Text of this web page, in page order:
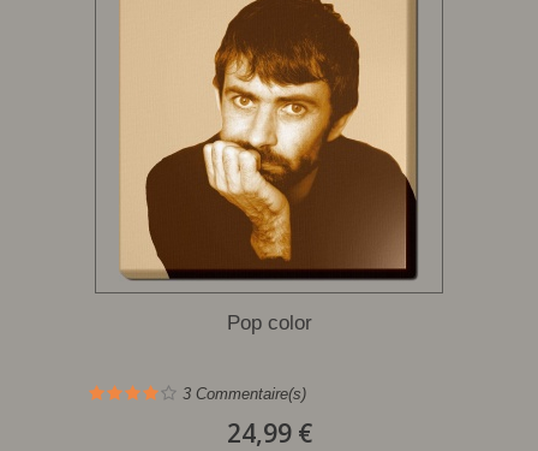
Pop color
3 Commentaire(s)
24,99 €